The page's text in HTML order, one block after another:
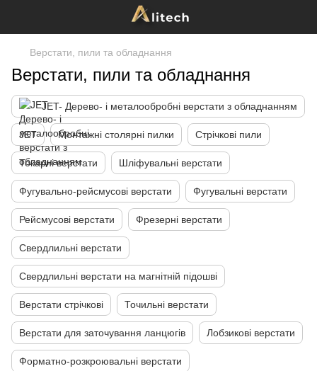
Верстати, пили та обладнання
Верстати, пили та обладнання
JET- Дерево- і металообробні верстати з обладнанням
JET Монтажні столярні пилки Стрічкові пили
Токарні верстати Шліфувальні верстати
Фугувально-рейсмусові верстати Фугувальні верстати
Рейсмусові верстати Фрезерні верстати
Свердлильні верстати
Свердлильні верстати на магнітній підошві
Верстати стрічкові Точильні верстати
Верстати для заточування ланцюгів Лобзикові верстати
Форматно-розкроювальні верстати